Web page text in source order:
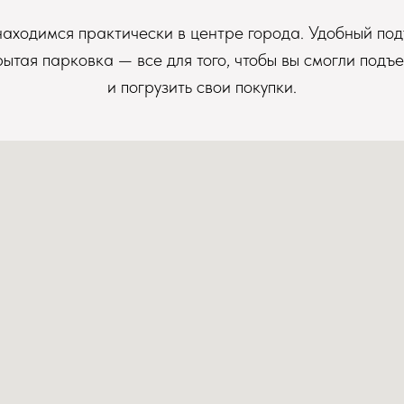
практически в центре города. Удобный
парковка — все для того, чтобы вы смогли
и погрузить свои покупки.